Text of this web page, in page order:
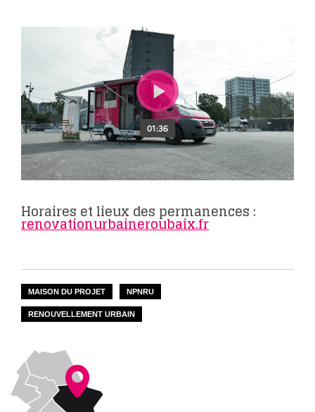
Horaires et lieux des permanences :
renovationurbaineroubaix.fr
MAISON DU PROJET NPNRU
RENOUVELLEMENT URBAIN